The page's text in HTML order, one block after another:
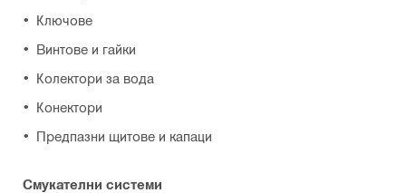
Ключове
Винтове и гайки
Колектори за вода
Конектори
Предпазни щитове и капаци
Смукателни системи